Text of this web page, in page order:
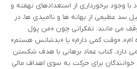
با وجود برخورداری از استعدادهای نهفته و
سد عظیمی از بهانه ها و ناامیدی ها، در
می مانند. تفکراتی چون «من پول
ام»، «وقت کمی دارم» یا «بدشانس هستم»
دارد. کتاب عماد برهانی با هدف شکستن
برای حرکت به سوی اهداف مالی